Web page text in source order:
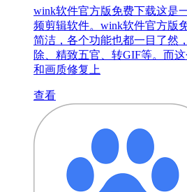
wink软件官方版免费下载这是
频剪辑软件。wink软件官方版
简洁，各个功能也都一目了然
除、精致五官、转GIF等。而
和画质修复上
查看